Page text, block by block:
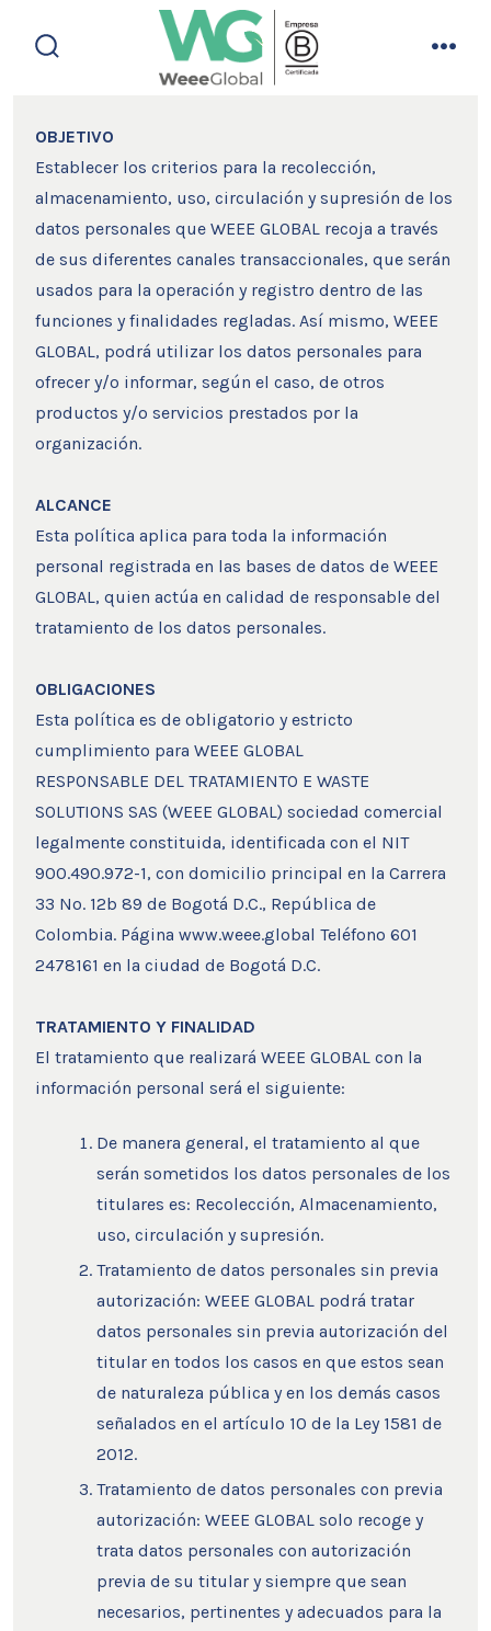
OBJETIVO
Establecer los criterios para la recolección,
almacenamiento, uso, circulación y supresión de los
datos personales que WEEE GLOBAL recoja a través
de sus diferentes canales transaccionales, que serán
usados para la operación y registro dentro de las
funciones y finalidades regladas. Así mismo, WEEE
GLOBAL, podrá utilizar los datos personales para
ofrecer y/o informar, según el caso, de otros
productos y/o servicios prestados por la
organización.
ALCANCE
Esta política aplica para toda la información
personal registrada en las bases de datos de WEEE
GLOBAL, quien actúa en calidad de responsable del
tratamiento de los datos personales.
OBLIGACIONES
Esta política es de obligatorio y estricto
cumplimiento para WEEE GLOBAL
RESPONSABLE DEL TRATAMIENTO E WASTE
SOLUTIONS SAS (WEEE GLOBAL) sociedad comercial
legalmente constituida, identificada con el NIT
900.490.972-1, con domicilio principal en la Carrera
33 No. 12b 89 de Bogotá D.C., República de
Colombia. Página www.weee.global Teléfono 601
2478161 en la ciudad de Bogotá D.C.
TRATAMIENTO Y FINALIDAD
El tratamiento que realizará WEEE GLOBAL con la
información personal será el siguiente:
De manera general, el tratamiento al que
serán sometidos los datos personales de los
titulares es: Recolección, Almacenamiento,
uso, circulación y supresión.
Tratamiento de datos personales sin previa
autorización: WEEE GLOBAL podrá tratar
datos personales sin previa autorización del
titular en todos los casos en que estos sean
de naturaleza pública y en los demás casos
señalados en el artículo 10 de la Ley 1581 de
2012.
Tratamiento de datos personales con previa
autorización: WEEE GLOBAL solo recoge y
trata datos personales con autorización
previa de su titular y siempre que sean
necesarios, pertinentes y adecuados para la